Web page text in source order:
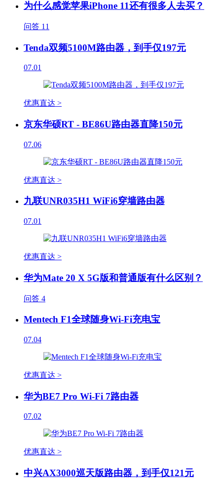
为什么感觉苹果iPhone 11还有很多人去买？
问答 11
Tenda双频5100M路由器，到手仅197元
07.01
优惠直达 >
京东华硕RT - BE86U路由器直降150元
07.06
优惠直达 >
九联UNR035H1 WiFi6穿墙路由器
07.01
优惠直达 >
华为Mate 20 X 5G版和普通版有什么区别？
问答 4
Mentech F1全球随身Wi-Fi充电宝
07.04
优惠直达 >
华为BE7 Pro Wi-Fi 7路由器
07.02
优惠直达 >
中兴AX3000巡天版路由器，到手仅121元